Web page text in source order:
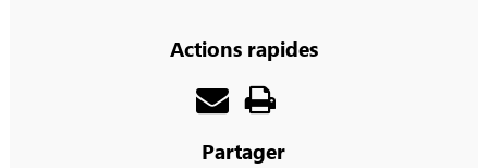
Actions rapides
Partager